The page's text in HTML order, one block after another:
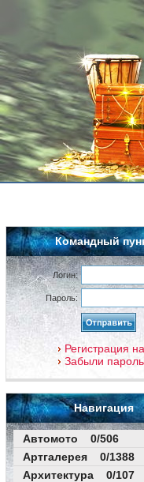
Командный
Логин:
Пароль:
Регистрация
Забыли пароль
Навигация
Автомото 0/506
Артгалерея 0/1388
Архитектура 0/107